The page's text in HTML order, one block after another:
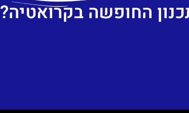
החופשה בקרואטיה?